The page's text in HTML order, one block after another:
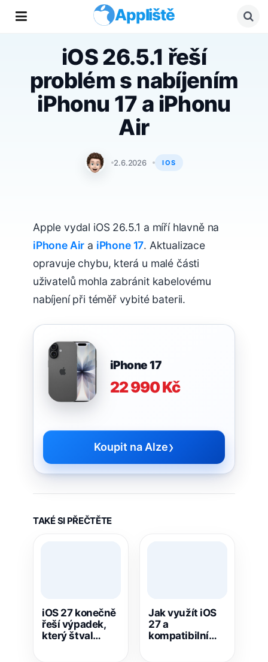
Appliště
iOS 26.5.1 řeší
problém s nabíjením
iPhonu 17 a iPhonu
Air
Matyáš Kozák
2.6.2026 IOS
Apple vydal iOS 26.5.1 a míří hlavně na
iPhone Air a iPhone 17. Aktualizace
opravuje chybu, která u malé části
uživatelů mohla zabránit kabelovému
nabíjení při téměř vybité baterii.
iPhone 17
22 990 Kč
Koupit na Alze›
TAKÉ SI PŘEČTĚTE
iOS 27 konečně
řeší výpadek,
který štval
Jak využít iOS
27 a
kompatibilní